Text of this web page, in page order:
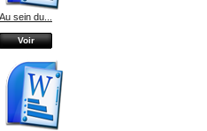
Au sein du...
Voir